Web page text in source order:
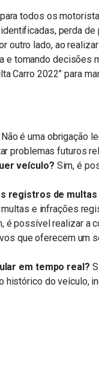
todos os
perda
outro lado, ao
e tomando decisões
Carro 2022” para
Não é uma obrigação
problemas futuros
veículo? Sim, é
registros de
e infrações
é possível realizar a
que oferecem um
em tempo real?
do veículo,